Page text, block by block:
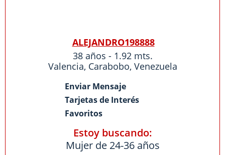
ALEJANDRO198888
38 años - 1.92 mts.
Valencia, Carabobo, Venezuela
Enviar Mensaje
Tarjetas de Interés
Favoritos
Estoy buscando:
Mujer de 24-36 años